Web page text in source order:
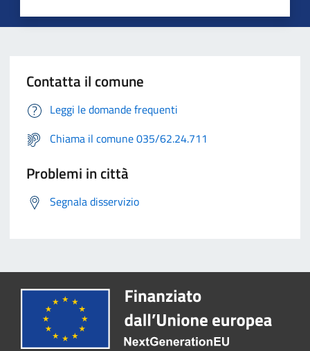
Contatta il comune
Leggi le domande frequenti
Chiama il comune 035/62.24.711
Problemi in città
Segnala disservizio